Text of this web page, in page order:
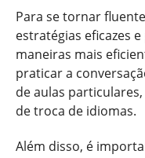
Para se tornar
estratégias eficazes
maneiras mais
praticar a
de aulas
de troca de idiomas.
Além disso, é